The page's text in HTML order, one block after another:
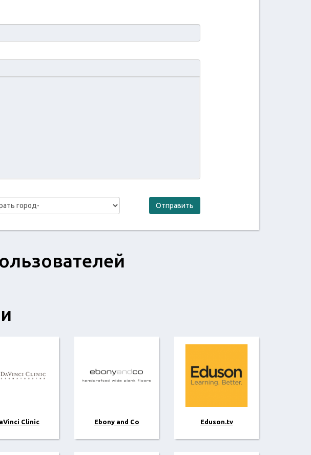
Отправить
Clinic Ebony and Co Eduson.tv